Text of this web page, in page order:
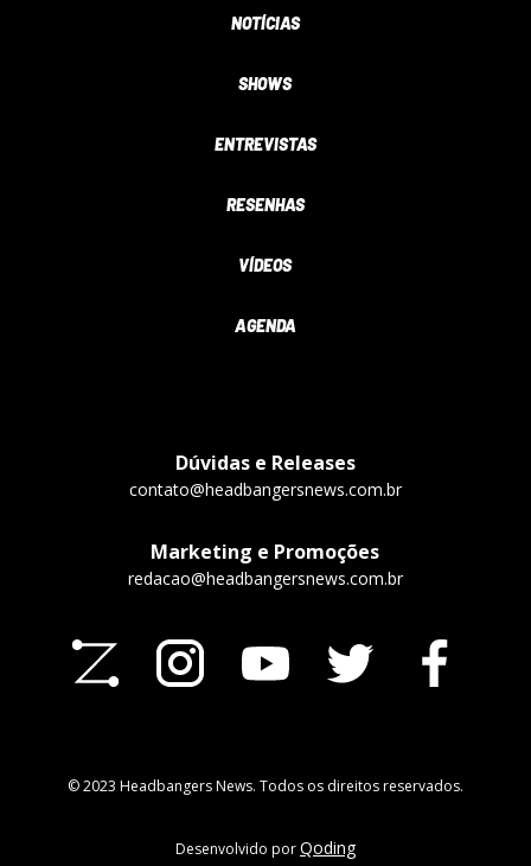
NOTÍCIAS
SHOWS
ENTREVISTAS
RESENHAS
VÍDEOS
AGENDA
Dúvidas e Releases
contato@headbangersnews.com.br
Marketing e Promoções
redacao@headbangersnews.com.br
© 2023 Headbangers News. Todos os direitos reservados.
Desenvolvido porQoding